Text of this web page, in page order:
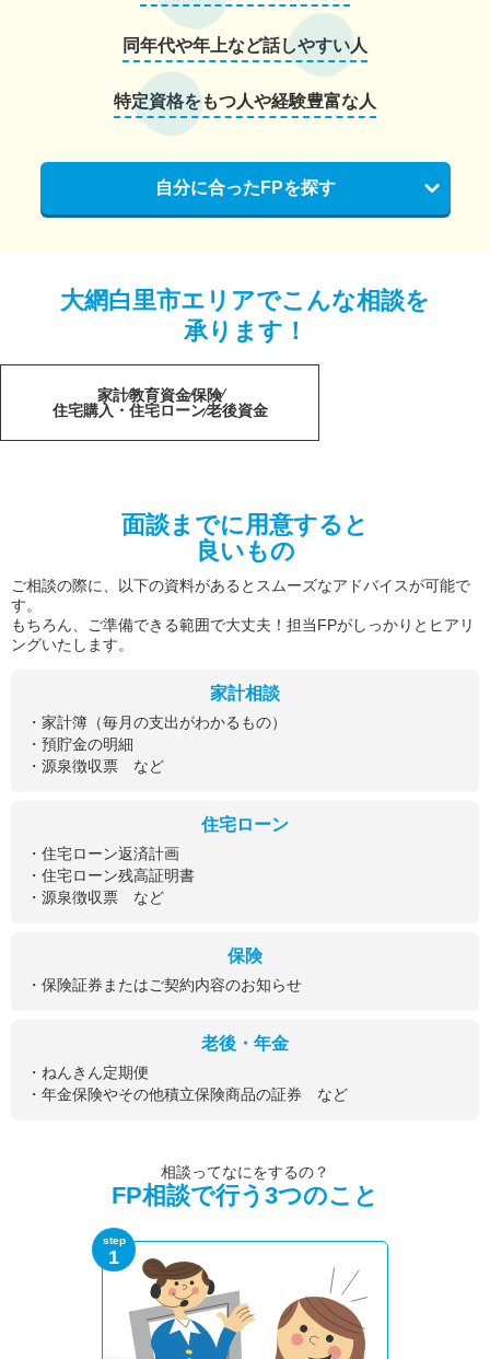
同年代や年上など話しやすい人
特定資格をもつ人や経験豊富な人
自分に合ったFPを探す
大網白里市エリアでこんな相談を
承ります！
家計教育資金保険
住宅購入・住宅ローン老後資金
面談までに用意すると
良いもの
ご相談の際に、以下の資料があるとスムーズなアドバイスが可能で
す。
もちろん、ご準備できる範囲で大丈夫！担当FPがしっかりとヒアリ
ングいたします。
家計相談
・家計簿（毎月の支出がわかるもの）
・預貯金の明細
・源泉徴収票 など
住宅ローン
・住宅ローン返済計画
・住宅ローン残高証明書
・源泉徴収票 など
保険
・保険証券またはご契約内容のお知らせ
老後・年金
・ねんきん定期便
・年金保険やその他積立保険商品の証券 など
相談ってなにをするの？
FP相談で行う3つのこと
step
1